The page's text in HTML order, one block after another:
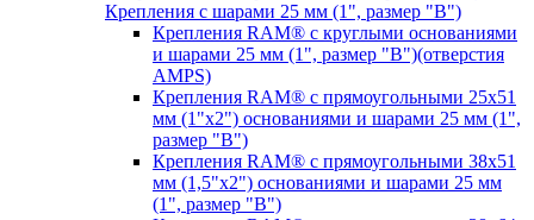
Крепления с шарами 25 мм (1", размер "B")
Крепления RAM® с круглыми основаниями
и шарами 25 мм (1", размер "B")(отверстия
AMPS)
Крепления RAM® с прямоугольными 25х51
мм (1"х2") основаниями и шарами 25 мм (1",
размер "B")
Крепления RAM® с прямоугольными 38х51
мм (1,5"х2") основаниями и шарами 25 мм
(1", размер "B")